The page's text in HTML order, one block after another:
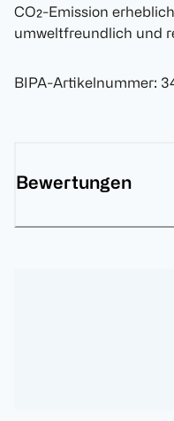
CO₂-Emission
umweltfreundlich und
BIPA-Artikelnummer:
Bewertungen